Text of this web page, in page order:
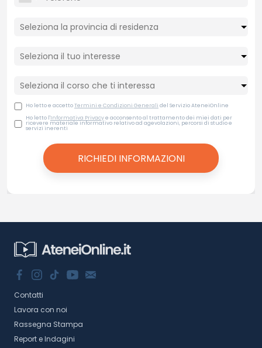
Ho letto e accettoTermini e Condizioni Generali del Servizio AteneiOnline
Ho letto l'Informativa Privacye acconsento al trattamento dei miei dati per
ricevere materiale informativo relativo ad agevolazioni, percorsi di studio e
servizi inerenti
Contatti
Lavora con noi
Rassegna Stampa
Report e Indagini